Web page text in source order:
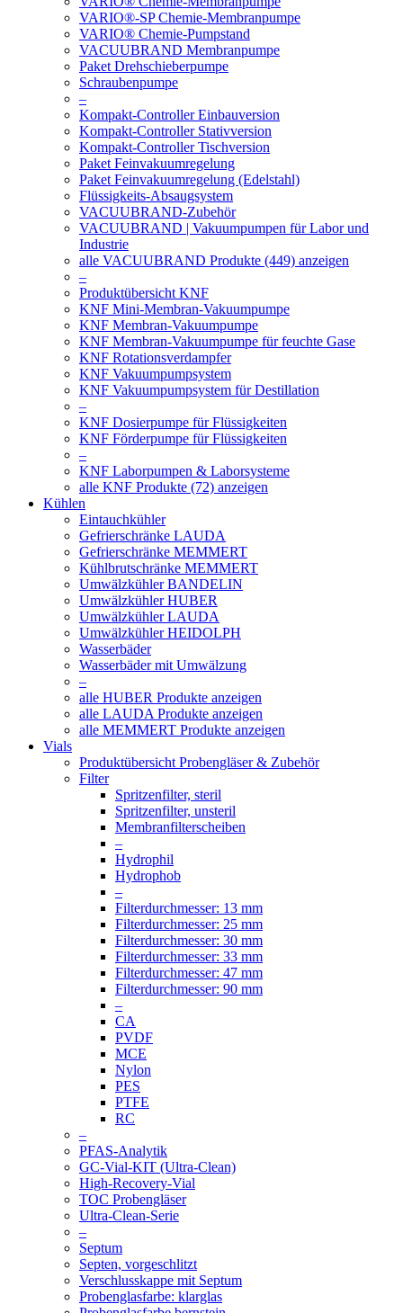
VARIO®-SP Chemie-Membranpumpe
VARIO® Chemie-Pumpstand
VACUUBRAND Membranpumpe
Paket Drehschieberpumpe
Schraubenpumpe
–
Kompakt-Controller Einbauversion
Kompakt-Controller Stativversion
Kompakt-Controller Tischversion
Paket Feinvakuumregelung
Paket Feinvakuumregelung (Edelstahl)
Flüssigkeits-Absaugsystem
VACUUBRAND-Zubehör
VACUUBRAND | Vakuumpumpen für Labor und
Industrie
alle VACUUBRAND Produkte (449) anzeigen
–
Produktübersicht KNF
KNF Mini-Membran-Vakuumpumpe
KNF Membran-Vakuumpumpe
KNF Membran-Vakuumpumpe für feuchte Gase
KNF Rotationsverdampfer
KNF Vakuumpumpsystem
KNF Vakuumpumpsystem für Destillation
–
KNF Dosierpumpe für Flüssigkeiten
KNF Förderpumpe für Flüssigkeiten
–
KNF Laborpumpen & Laborsysteme
alle KNF Produkte (72) anzeigen
Kühlen
Eintauchkühler
Gefrierschränke LAUDA
Gefrierschränke MEMMERT
Kühlbrutschränke MEMMERT
Umwälzkühler BANDELIN
Umwälzkühler HUBER
Umwälzkühler LAUDA
Umwälzkühler HEIDOLPH
Wasserbäder
Wasserbäder mit Umwälzung
–
alle HUBER Produkte anzeigen
alle LAUDA Produkte anzeigen
alle MEMMERT Produkte anzeigen
Vials
Produktübersicht Probengläser & Zubehör
Filter
Spritzenfilter, steril
Spritzenfilter, unsteril
Membranfilterscheiben
–
Hydrophil
Hydrophob
–
Filterdurchmesser: 13 mm
Filterdurchmesser: 25 mm
Filterdurchmesser: 30 mm
Filterdurchmesser: 33 mm
Filterdurchmesser: 47 mm
Filterdurchmesser: 90 mm
–
CA
PVDF
MCE
Nylon
PES
PTFE
RC
–
PFAS-Analytik
GC-Vial-KIT (Ultra-Clean)
High-Recovery-Vial
TOC Probengläser
Ultra-Clean-Serie
–
Septum
Septen, vorgeschlitzt
Verschlusskappe mit Septum
Probenglasfarbe: klarglas